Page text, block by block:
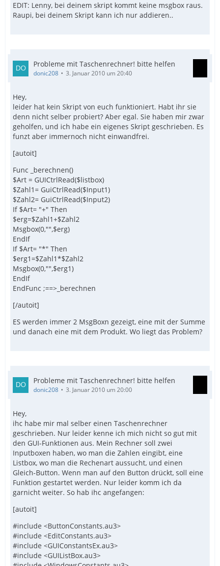
EDIT: Lenny, bei deinem skript kommt keine msgbox raus.
Raupi, bei deinem Skript kann ich nur addieren..
Probleme mit Taschenrechner! bitte helfen
donic208 3. Januar 2010 um 20:40
Hey,
leider hat kein Skript von euch funktioniert. Habt ihr sie
denn nicht selber probiert? Aber egal. Sie haben mir zwar
geholfen, und ich habe ein eigenes Skript geschrieben. Es
funzt aber immernoch nicht einwandfrei.
[autoit]
Func _berechnen()
$Art = GUICtrlRead($listbox)
$Zahl1= GuiCtrlRead($Input1)
$Zahl2= GuiCtrlRead($Input2)
If $Art= "+" Then
$erg=$Zahl1+$Zahl2
Msgbox(0,"",$erg)
EndIf
If $Art= "*" Then
$erg1=$Zahl1*$Zahl2
Msgbox(0,"",$erg1)
EndIf
EndFunc ;==>_berechnen
[/autoit]
ES werden immer 2 MsgBoxn gezeigt, eine mit der Summe
und danach eine mit dem Produkt. Wo liegt das Problem?
Probleme mit Taschenrechner! bitte helfen
donic208 3. Januar 2010 um 20:00
Hey,
ihc habe mir mal selber einen Taschenrechner
geschrieben. Nur leider kenne ich mich nicht so gut mit
den GUI-Funktionen aus. Mein Rechner soll zwei
Inputboxen haben, wo man die Zahlen eingibt, eine
Listbox, wo man die Rechenart aussucht, und einen
Gleich-Button. Wenn man auf den Button drückt, soll eine
Funktion gestartet werden. Nur leider komm ich da
garnicht weiter. So hab ihc angefangen:
[autoit]
#include <ButtonConstants.au3>
#include <EditConstants.au3>
#include <GUIConstantsEx.au3>
#include <GUIListBox.au3>